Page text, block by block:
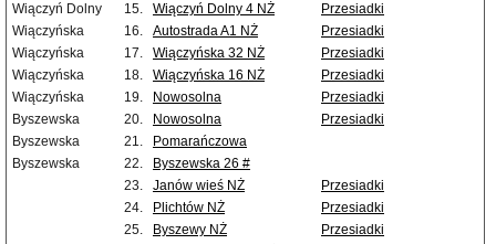
Wiączyń Dolny
15. Wiączyń Dolny 4 NŻ
Przesiadki
Wiączyńska
16. Autostrada A1 NŻ
Przesiadki
Wiączyńska
17. Wiączyńska 32 NŻ
Przesiadki
Wiączyńska
18. Wiączyńska 16 NŻ
Przesiadki
Wiączyńska
19. Nowosolna
Przesiadki
Byszewska
20. Nowosolna
Przesiadki
Byszewska
21.
Pomarańczowa
Byszewska
22.
Byszewska 26 #
23.
Janów wieś NŻ
Przesiadki
24.
Plichtów NŻ
Przesiadki
25.
Byszewy NŻ
Przesiadki